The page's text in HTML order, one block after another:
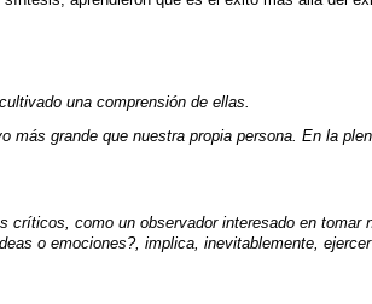
una comprensión de ellas.
grande que nuestra propia persona. En la
críticos, como un observador interesado en tomar
o emociones?, implica, inevitablemente,